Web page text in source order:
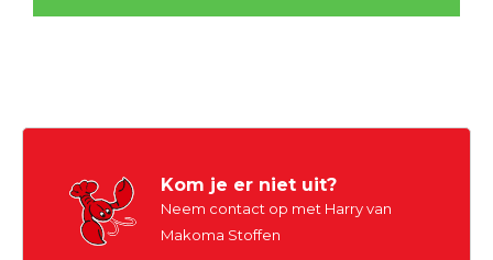
Kom je er niet uit?
Neem contact op met Harry van
Makoma Stoffen